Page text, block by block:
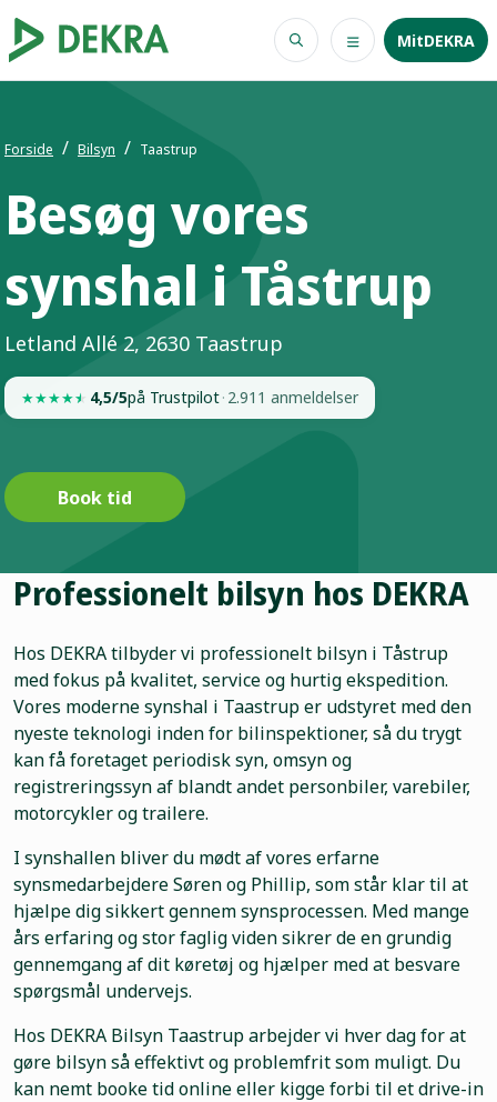
MitDEKRA
Forside Bilsyn Taastrup
Besøg vores
synshal i Tåstrup
Letland Allé 2, 2630 Taastrup
★★★★★ 4,5/5på Trustpilot· 2.911 anmeldelser
Book tid
Professionelt bilsyn hos DEKRA
Hos DEKRA tilbyder vi professionelt bilsyn i Tåstrup
med fokus på kvalitet, service og hurtig ekspedition.
Vores moderne synshal i Taastrup er udstyret med den
nyeste teknologi inden for bilinspektioner, så du trygt
kan få foretaget periodisk syn, omsyn og
registreringssyn af blandt andet personbiler, varebiler,
motorcykler og trailere.
I synshallen bliver du mødt af vores erfarne
synsmedarbejdere Søren og Phillip, som står klar til at
hjælpe dig sikkert gennem synsprocessen. Med mange
års erfaring og stor faglig viden sikrer de en grundig
gennemgang af dit køretøj og hjælper med at besvare
spørgsmål undervejs.
Hos DEKRA Bilsyn Taastrup arbejder vi hver dag for at
gøre bilsyn så effektivt og problemfrit som muligt. Du
kan nemt booke tid online eller kigge forbi til et drive-in